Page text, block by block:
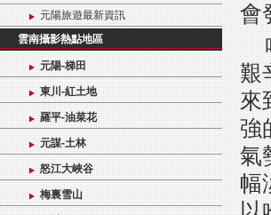
元陽旅遊最新資訊
雲南攝影熱點地區
元陽-梯田
東川-紅土地
羅平-油菜花
元謀-土林
怒江大峽谷
梅裏雪山
會
艱
來
強
氣
幅